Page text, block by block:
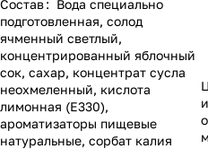
Состав: Вода специально
подготовленная, солод
ячменный светлый,
концентрированный яблочный
сок, сахар, концентрат сусла
неохмеленный, кислота
лимонная (Е330),
ароматизаторы пищевые
натуральные, сорбат калия